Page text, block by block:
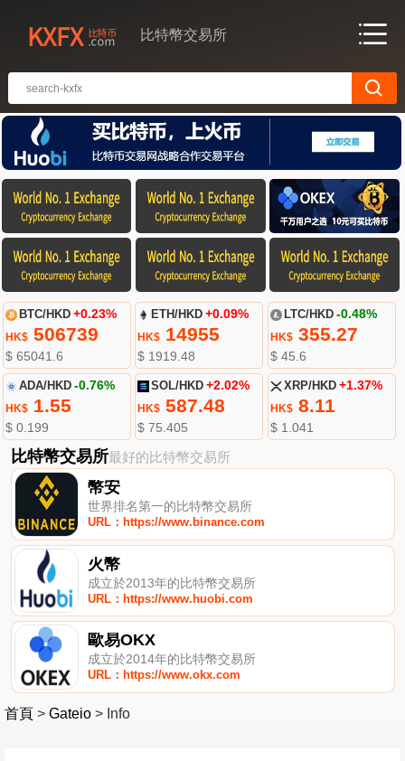
比特幣交易所
BTC/HKD +0.23%
HK$506739
$ 65041.6
ETH/HKD +0.09%
HK$ 14955
$ 1919.48
LTC/HKD -0.48%
HK$355.27
$ 45.6
ADA/HKD -0.76%
HK$1.55
$ 0.199
SOL/HKD +2.02%
HK$ 587.48
$ 75.405
XRP/HKD +1.37%
HK$8.11
$ 1.041
比特幣交易所最好的比特幣交易所
幣安
世界排名第一的比特幣交易所
URL：https://www.binance.com
火幣
成立於2013年的比特幣交易所
URL：https://www.huobi.com
歐易OKX
成立於2014年的比特幣交易所
URL：https://www.okx.com
首頁 > Gateio > Info